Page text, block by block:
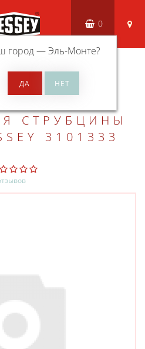
город —Эль-Монте?
0
зажимного
СКОБА-
СТРУБЦИНЫ
3101333